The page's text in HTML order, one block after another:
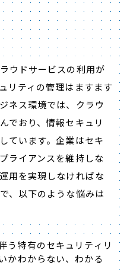
ウドサービスの利用が
リティの管理はますます
ネス環境では、クラウ
でおり、情報セキュリ
ています。企業はセキ
ライアンスを維持しな
用を実現しなければな
、以下のような悩みは
う特有のセキュリティリ
かわからない、わかる